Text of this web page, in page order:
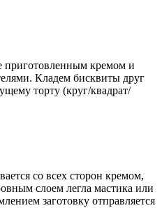
приготовленным кремом и
Кладем бисквиты друг
торту (круг/квадрат/
со всех сторон кремом,
слоем легла мастика или
заготовку отправляется